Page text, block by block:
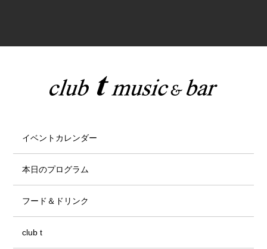
イベントカレンダー
本日のプログラム
フード＆ドリンク
club t